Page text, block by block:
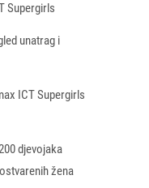
Supergirls
unatrag i
ICT Supergirls
djevojaka
žena